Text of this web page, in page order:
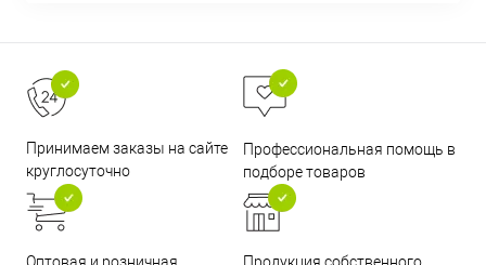
Принимаем заказы на сайте
круглосуточно
Профессиональная помощь в
подборе товаров